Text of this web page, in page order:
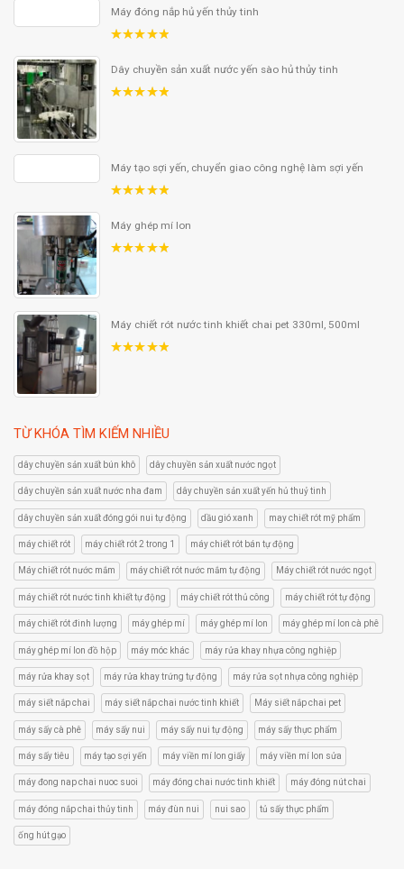
Máy đóng nắp hủ yến thủy tinh
Dây chuyền sản xuất nước yến sào hủ thủy tinh
Máy tạo sợi yến, chuyển giao công nghệ làm sợi yến
Máy ghép mí lon
Máy chiết rót nước tinh khiết chai pet 330ml, 500ml
TỪ KHÓA TÌM KIẾM NHIỀU
dây chuyền sản xuất bún khô dây chuyền sản xuất nước ngọt
dây chuyền sản xuất nước nha đam dây chuyền sản xuất yến hủ thuỷ tinh
dây chuyền sản xuất đóng gói nui tự động dầu gió xanh may chiết rót mỹ phẩm
máy chiết rót máy chiết rót 2 trong 1 máy chiết rót bán tự động
Máy chiết rót nước mắm máy chiết rót nước mắm tự động Máy chiết rót nước ngọt
máy chiết rót nước tinh khiết tự động máy chiết rót thủ công máy chiết rót tự động
máy chiết rót đinh lượng máy ghép mí máy ghép mí lon máy ghép mí lon cà phê
máy ghép mí lon đồ hộp máy móc khác máy rửa khay nhựa công nghiệp
máy rửa khay sọt máy rửa khay trứng tự động máy rửa sọt nhựa công nghiệp
máy siết nắp chai máy siết nắp chai nước tinh khiết Máy siết nắp chai pet
máy sấy cà phê máy sấy nui máy sấy nui tự động máy sấy thực phẩm
máy sấy tiêu máy tạo sợi yến máy viền mí lon giấy máy viền mí lon sửa
máy đong nap chai nuoc suoi máy đóng chai nước tinh khiết máy đóng nút chai
máy đóng nắp chai thủy tinh máy đùn nui nui sao tủ sấy thực phẩm
ống hút gạo